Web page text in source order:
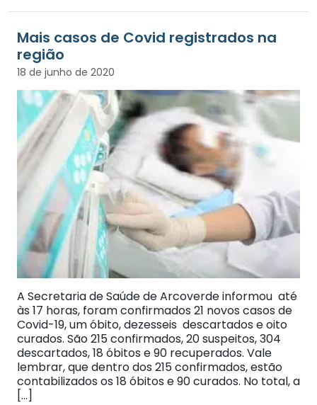
Mais casos de Covid registrados na
região
18 de junho de 2020
A Secretaria de Saúde de Arcoverde informou até
às 17 horas, foram confirmados 21 novos casos de
Covid-19, um óbito, dezesseis descartados e oito
curados. São 215 confirmados, 20 suspeitos, 304
descartados, 18 óbitos e 90 recuperados. Vale
lembrar, que dentro dos 215 confirmados, estão
contabilizados os 18 óbitos e 90 curados. No total, a
[…]